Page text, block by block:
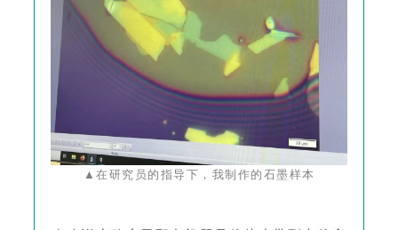
▲在研究员的指导下，我制作的石墨样本